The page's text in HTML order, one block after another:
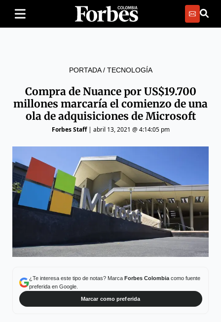
PORTADA/ TECNOLOGÍA
Compra de Nuance por US$19.700
millones marcaría el comienzo de una
ola de adquisiciones de Microsoft
Forbes Staff| abril 13, 2021 @ 4:14:05 pm
¿Te interesa este tipo de notas? Marca Forbes Colombiacomo fuente
preferida en Google.
Marcar como preferida